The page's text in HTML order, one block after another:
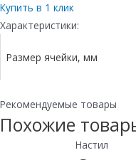
Купить в 1 клик
Характеристики:
Размер ячейки, мм
Рекомендуемые товары
Похожие
Настил